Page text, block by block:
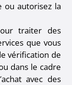
ou autorisez la
traiter des
que vous
vérification de
dans le cadre
avec des